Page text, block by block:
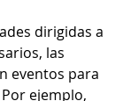
dirigidas a
las
eventos para
ejemplo,